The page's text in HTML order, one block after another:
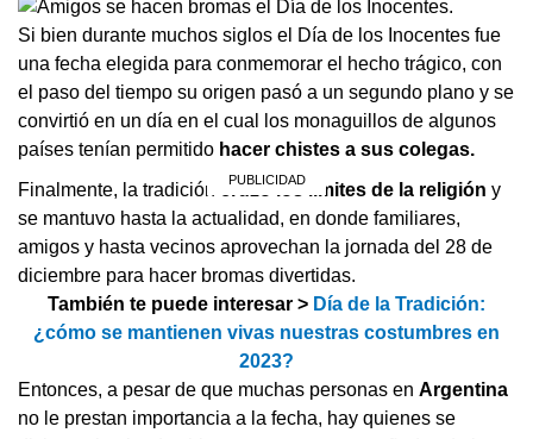
Si bien durante muchos siglos el Día de los Inocentes fue
una fecha elegida para conmemorar el hecho trágico, con
el paso del tiempo su origen pasó a un segundo plano y se
convirtió en un día en el cual los monaguillos de algunos
países tenían permitido hacer chistes a sus colegas.
Finalmente, la tradición
cruzó los límites de la religión y
se mantuvo hasta la actualidad, en donde familiares,
amigos y hasta vecinos aprovechan la jornada del 28 de
diciembre para hacer bromas divertidas.
También te puede interesar > Día de la Tradición:
¿cómo se mantienen vivas nuestras costumbres en
2023?
Entonces, a pesar de que muchas personas en Argentina
no le prestan importancia a la fecha, hay quienes se